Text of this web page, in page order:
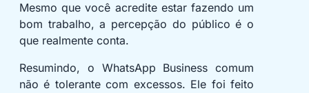
Mesmo que você acredite estar fazendo um
bom trabalho, a percepção do público é o
que realmente conta.
Resumindo, o WhatsApp Business comum
não é tolerante com excessos. Ele foi feito